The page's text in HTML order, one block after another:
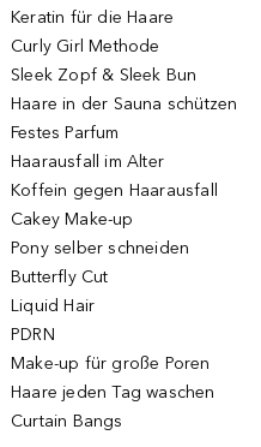
Keratin für die Haare
Curly Girl Methode
Sleek Zopf & Sleek Bun
Haare in der Sauna schützen
Festes Parfum
Haarausfall im Alter
Koffein gegen Haarausfall
Cakey Make-up
Pony selber schneiden
Butterfly Cut
Liquid Hair
PDRN
Make-up für große Poren
Haare jeden Tag waschen
Curtain Bangs